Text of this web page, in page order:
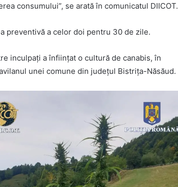
consumului”, se arată în comunicatul DIICOT.
preventivă a celor doi pentru 30 de zile.
inculpați a înființat o cultură de canabis, în
unei comune din județul Bistrița-Năsăud.